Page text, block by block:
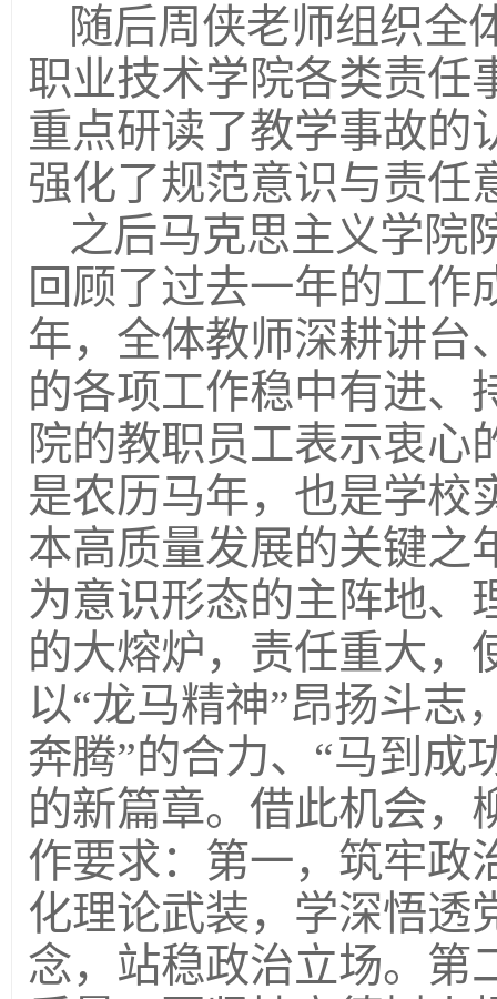
随后周侠老师组织全
职业技术学院各类责任
重点研读了教学事故的
强化了规范意识与责任
之后马克思主义学院
回顾了过去一年的工作
年，全体教师深耕讲台
的各项工作稳中有进、
院的教职员工表示衷心
是农历马年，也是学校
本高质量发展的关键之
为意识形态的主阵地、
的大熔炉，责任重大，
以“龙马精神”昂扬斗志
奔腾”的合力、“马到成
的新篇章。借此机会，
作要求：第一，筑牢政
化理论武装，学深悟透
念，站稳政治立场。第